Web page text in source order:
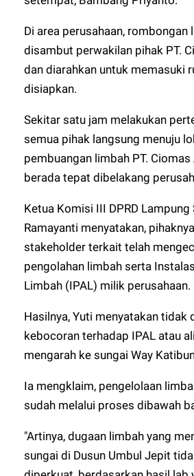
Di area perusahaan, rombongan
disambut perwakilan pihak PT.
dan diarahkan untuk memasuki
disiapkan.
Sekitar satu jam melakukan
semua pihak langsung menuju
pembuangan limbah PT.
berada tepat dibelakang
Ketua Komisi III DPRD Lampung
Ramayanti menyatakan,
stakeholder terkait telah
pengolahan limbah serta
Limbah (IPAL) milik perusahaan.
Hasilnya, Yuti menyatakan tidak
kebocoran terhadap IPAL atau
mengarah ke sungai Way
Ia mengklaim, pengelolaan
sudah melalui proses dibawah
"Artinya, dugaan limbah yang
sungai di Dusun Umbul Jepit